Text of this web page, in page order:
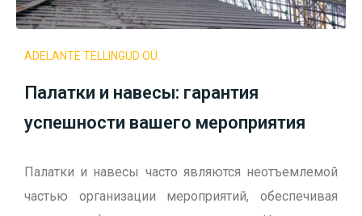
ADELANTE TELLINGUD OÜ.
Палатки и навесы: гарантия
успешности вашего мероприятия
Палатки и навесы часто являются неотъемлемой
частью организации мероприятий, обеспечивая